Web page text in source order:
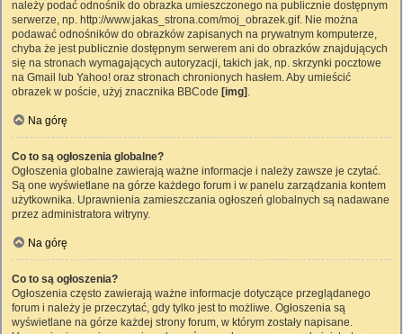
należy podać odnośnik do obrazka umieszczonego na publicznie dostępnym
serwerze, np. http://www.jakas_strona.com/moj_obrazek.gif. Nie można
podawać odnośników do obrazków zapisanych na prywatnym komputerze,
chyba że jest publicznie dostępnym serwerem ani do obrazków znajdujących
się na stronach wymagających autoryzacji, takich jak, np. skrzynki pocztowe
na Gmail lub Yahoo! oraz stronach chronionych hasłem. Aby umieścić
obrazek w poście, użyj znacznika BBCode [img] .
Na górę
Co to są ogłoszenia globalne?
Ogłoszenia globalne zawierają ważne informacje i należy zawsze je czytać.
Są one wyświetlane na górze każdego forum i w panelu zarządzania kontem
użytkownika. Uprawnienia zamieszczania ogłoszeń globalnych są nadawane
przez administratora witryny.
Na górę
Co to są ogłoszenia?
Ogłoszenia często zawierają ważne informacje dotyczące przeglądanego
forum i należy je przeczytać, gdy tylko jest to możliwe. Ogłoszenia są
wyświetlane na górze każdej strony forum, w którym zostały napisane.